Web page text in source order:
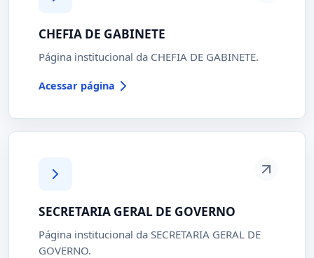
CHEFIA DE GABINETE
Página institucional da CHEFIA DE GABINETE.
Acessar página
SECRETARIA GERAL DE GOVERNO
Página institucional da SECRETARIA GERAL DE
GOVERNO.